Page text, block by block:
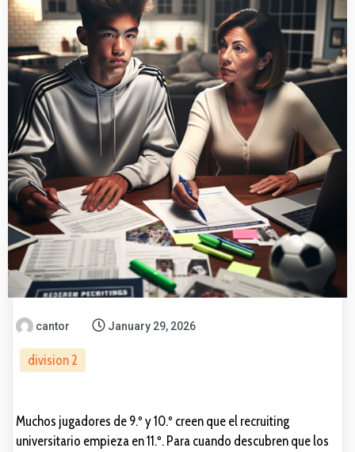
cantor January 29, 2026
division 2
Muchos jugadores de 9.º y 10.º creen que el recruiting
universitario empieza en 11.º. Para cuando descubren que los